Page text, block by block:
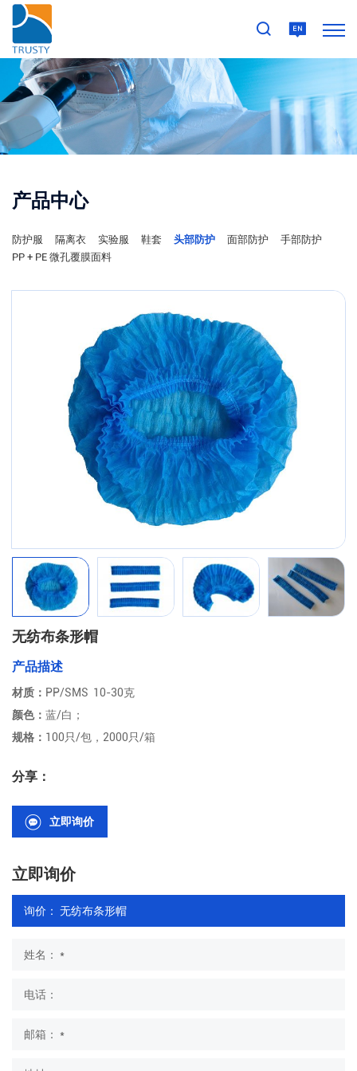
产品中心
防护服 隔离衣 实验服 鞋套 头部防护 面部防护
手部防护
PP + PE 微孔覆膜面料
无纺布条形帽
产品描述
材质： PP/SMS 10-30克
颜色： 蓝/白；
规格： 100只/包，2000只/箱
分享：
立即询价
立即询价